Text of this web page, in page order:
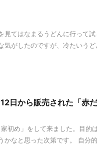
見てはなまるうどんに行って
気がしたのですが、冷たいう
日から販売された「赤
初め」をして来ました。目的
かなと思った次第です。 自分